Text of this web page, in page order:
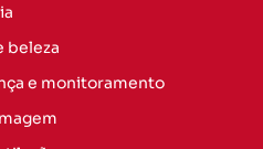
beleza
e monitoramento